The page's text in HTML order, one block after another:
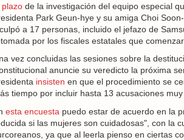
plazo de la investigación del equipo especial
Park Geun-hye y su amiga Choi
a 17 personas, incluido el jefazo de
por los fiscales estatales que
vez concluidas las sesiones sobre la
anuncie su veredicto la próxima
insisten en que el procedimiento se
tiempo por incluir hasta 13 acusaciones muy
esta encuesta puedo estar de acuerdo en la
si las mujeres son cuidadosas", con la
ya que al leerla pienso en ciertas